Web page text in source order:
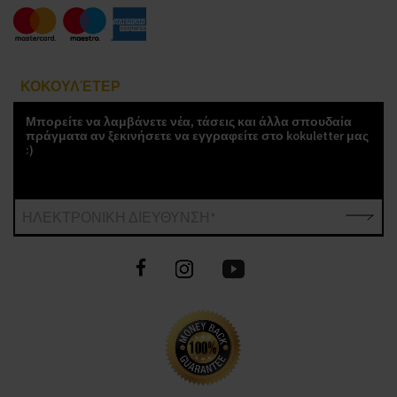
ΚΟΚΟΥΛΈΤΕΡ
Μπορείτε να λαμβάνετε νέα, τάσεις και άλλα σπουδαία
πράγματα αν ξεκινήσετε να εγγραφείτε στο kokuletter μας
:)